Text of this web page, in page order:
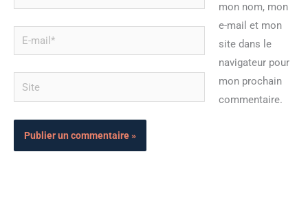
mail*
Site
mon nom, mon
e-mail et mon
site dans le
navigateur pour
mon prochain
commentaire.